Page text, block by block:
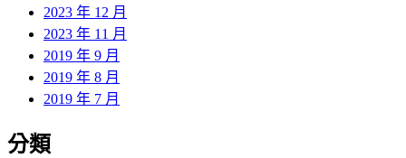
2023 年 12 月
2023 年 11 月
2019 年 9 月
2019 年 8 月
2019 年 7 月
分類